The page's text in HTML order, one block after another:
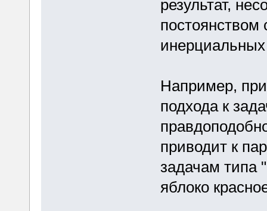
результат,
постоянством
Например,
подхода к
приводит к
задачам типа
яблоко